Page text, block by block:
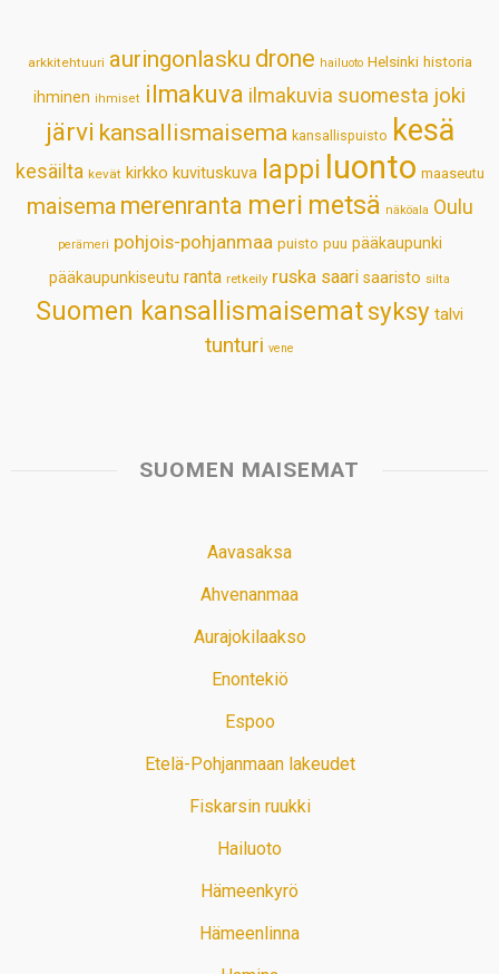
p
k
n
s
t
arkkitehtuuri auringonlasku drone hailuoto Helsinki historia
ihminen ihmiset ilmakuva ilmakuvia suomesta joki
järvi kansallismaisema kansallispuisto kesä
kesäilta kevät kirkko kuvituskuva lappi luonto maaseutu
maisema merenranta meri metsä näköala Oulu
perämeri pohjois-pohjanmaa puisto puu pääkaupunki
pääkaupunkiseutu ranta retkeily ruska saari saaristo silta
Suomen kansallismaisematsyksy talvi
tunturi vene
SUOMEN MAISEMAT
Aavasaksa
Ahvenanmaa
Aurajokilaakso
Enontekiö
Espoo
Etelä-Pohjanmaan lakeudet
Fiskarsin ruukki
Hailuoto
Hämeenkyrö
Hämeenlinna